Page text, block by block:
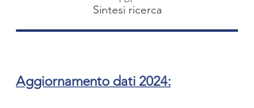
Sintesi ricerca
Aggiornamento dati 2024: